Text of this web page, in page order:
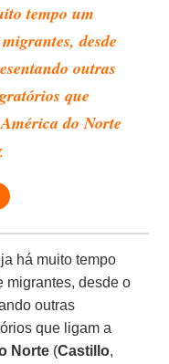
tempo um
desde
outras
que
do Norte
há muito tempo
migrantes, desde o
outras
que ligam a
Norte (Castillo,